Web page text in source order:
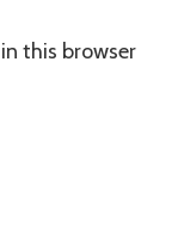
this browser